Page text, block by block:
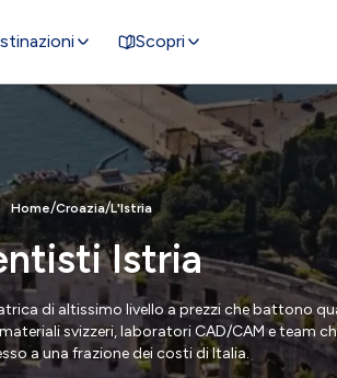
Scopri
Home/Croazia/L'Istria
Istria
di altissimo livello a prezzi che battono
svizzeri, laboratori CAD/CAM e team
a una frazione dei costi di Italia.